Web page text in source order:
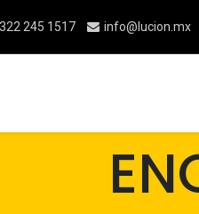
245 1517 info@lucion.mx